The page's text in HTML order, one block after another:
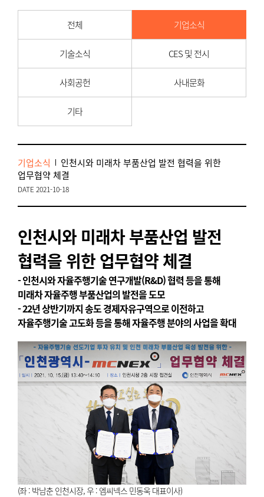
전체 기업소식
기술소식 CES 및 전시
사회공헌 사내문화
기타
기업소식
인천시와 미래차 부품산업 발전 협력을 위한
업무협약 체결
DATE 2021-10-18
인천시와 미래차 부품산업 발전
협력을 위한 업무협약 체결
- 인천시와 자율주행기술 연구개발(R&D) 협력 등을 통해
미래차 자율주행 부품산업의 발전을 도모
- 22년 상반기까지 송도 경제자유구역으로 이전하고
자율주행기술 고도화 등을 통해 자율주행 분야의 사업을 확대
(좌 : 박남춘 인천시장, 우 : 엠씨넥스 민동욱 대표이사)